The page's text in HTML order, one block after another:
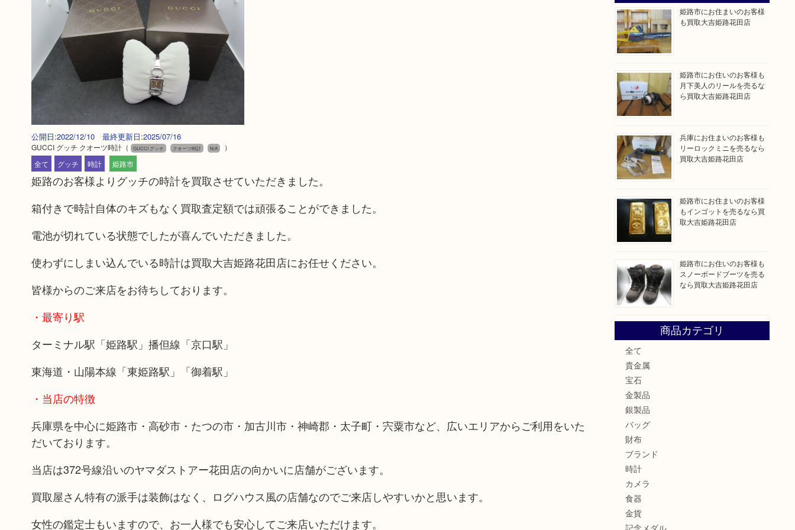
公開日:2022/12/10 最終更新日:2025/07/16
GUCCI グッチ クオーツ時計（ GUCCI グッチ クオーツ時計 N/A
）
全て
グッチ 時計 姫路市
姫路のお客様よりグッチの時計を買取させていただきました。
箱付きで時計自体のキズもなく買取査定額では頑張ることができました。
電池が切れている状態でしたが喜んでいただきました。
使わずにしまい込んでいる時計は買取大吉姫路花田店にお任せください。
皆様からのご来店をお待ちしております。
・最寄り駅
ターミナル駅「姫路駅」播但線「京口駅」
東海道・山陽本線「東姫路駅」「御着駅」
・当店の特徴
兵庫県を中心に姫路市・高砂市・たつの市・加古川市・神崎郡・太子町・宍粟市など、広いエリアからご利用をいた
だいております。
当店は372号線沿いのヤマダストアー花田店の向かいに店舗がございます。
買取屋さん特有の派手は装飾はなく、ログハウス風の店舗なのでご来店しやすいかと思います。
女性の鑑定士もいますので、お一人様でも安心してご来店いただけます。
姫路市にお住まいのお客様
も買取大吉姫路花田店
姫路市にお住いのお客様も
月下美人のリールを売るな
ら買取大吉姫路花田店
兵庫にお住まいのお客様も
リーロックミニを売るなら
買取大吉姫路花田店
姫路市にお住まいのお客様
もインゴットを売るなら買
取大吉姫路花田店
姫路市にお住いのお客様も
スノーボードブーツを売る
なら買取大吉姫路花田店
商品カテゴリ
全て
貴金属
宝石
金製品
銀製品
バッグ
財布
ブランド
時計
カメラ
食器
金貨
記念メダル